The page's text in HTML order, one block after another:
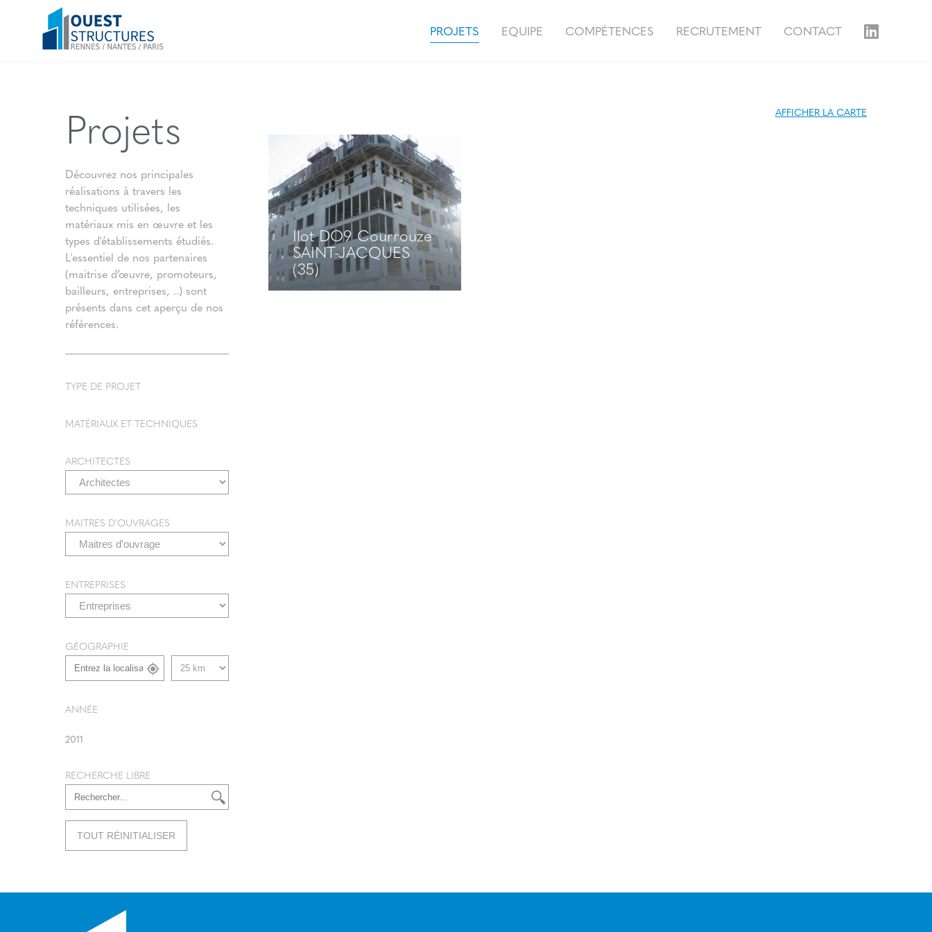
PROJETS EQUIPE COMPÉTENCES RECRUTEMENT CONTACT
Projets
Découvrez nos principales
réalisations à travers les
techniques utilisées, les
matériaux mis en œuvre et les
types d'établissements étudiés.
L'essentiel de nos partenaires
(maitrise d’œuvre, promoteurs,
bailleurs, entreprises, ..) sont
présents dans cet aperçu de nos
références.
TYPE DE PROJET
MATÉRIAUX ET TECHNIQUES
ARCHITECTES
MAITRES D'OUVRAGES
ENTREPRISES
GÉOGRAPHIE
ANNÉE
2011
RECHERCHE LIBRE
TOUT RÉINITIALISER
AFFICHER LA CARTE
Ilot DO9 Courrouze
SAINT-JACQUES
(35)